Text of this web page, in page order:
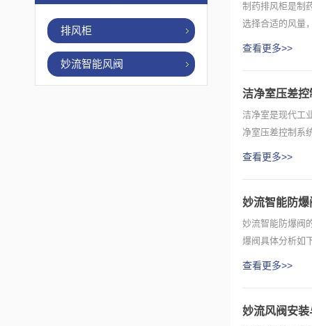
排风柜
妙流智能风阀
制药排风柜是制
选择合适的风量
注其过滤...
查看更多>>
洁净室压差
洁净室是现代工
净室压差控制系
物(如微...
查看更多>>
妙流智能防
妙流智能防爆阀
爆阀具体分析如
性...
查看更多>>
妙流风阀安装